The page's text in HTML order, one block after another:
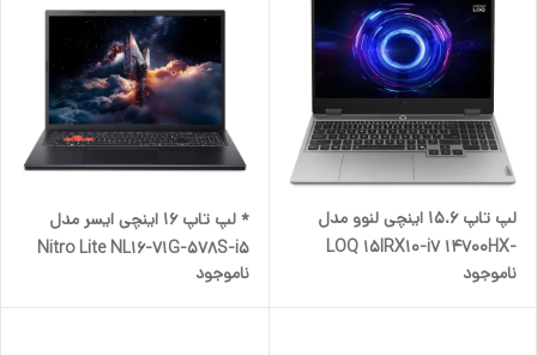
لپ تاپ 15.6 اینچی لنوو مدل
LOQ 15IRX10-i7 14700HX-
RTX5050 8GB-24GB DDR5
4800MHz-512GB SSD-FHD
ناموجود
* لپ تاپ 16 اینچی ایسر مدل
Nitro Lite NL16-71G-578S-i5
13420H-RTX3050 6GB-16GB
DDR5 5200MHz-512GB SSD-
ناموجود